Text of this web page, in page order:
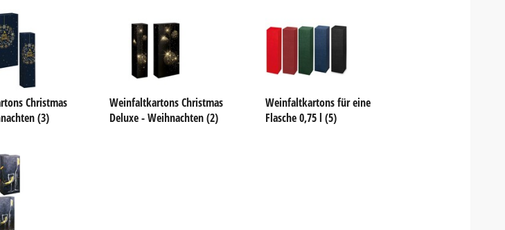
Christmas
(3)
Weinfaltkartons Christmas
Deluxe - Weihnachten (2)
Weinfaltkartons für eine
Flasche 0,75 l (5)